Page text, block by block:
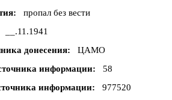
пропал без вести
__.11.1941
донесения
ЦАМО
информации
58
информации
977520